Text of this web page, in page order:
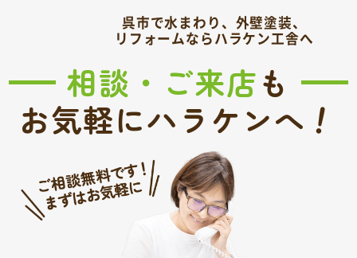
呉市で水まわり、外壁塗装、
リフォームならハラケン工舎へ
相談・ご来店も
お気軽にハラケンへ！